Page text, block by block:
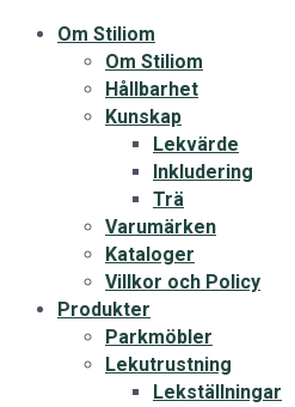
Om Stiliom
Om Stiliom
Hållbarhet
Kunskap
Lekvärde
Inkludering
Trä
Varumärken
Kataloger
Villkor och Policy
Produkter
Parkmöbler
Lekutrustning
Lekställningar